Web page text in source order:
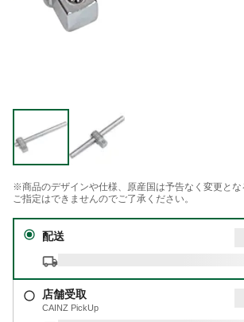
※商品のデザインや仕様、原産国は予告なく変更とな
ご指定はできませんのでご了承ください。
配送
店舗受取
CAINZ PickUp